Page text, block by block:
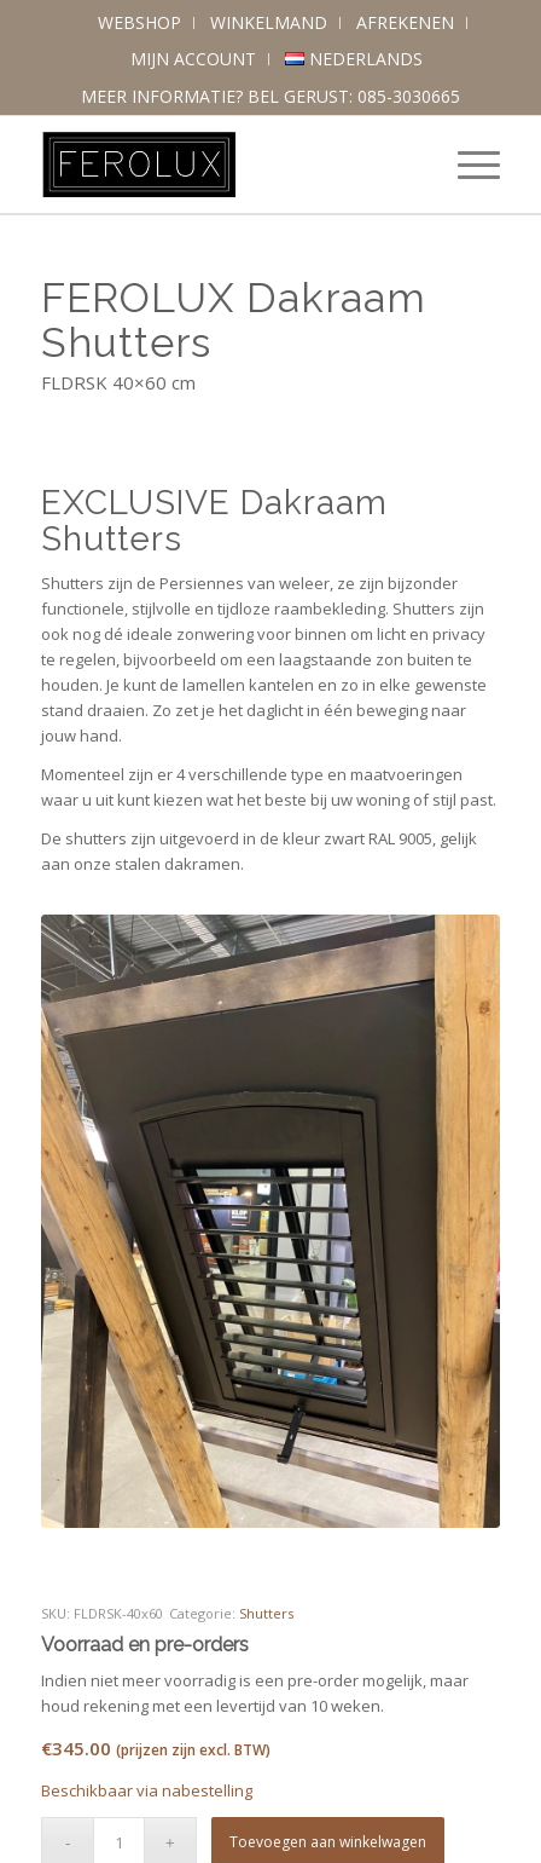
WEBSHOP WINKELMAND
AFREKENEN
MIJN ACCOUNT
NEDERLANDS
MEER INFORMATIE? BEL GERUST: 085-3030665
FEROLUX Dakraam
Shutters
FLDRSK 40×60 cm
EXCLUSIVE Dakraam
Shutters
Shutters zijn de Persiennes van weleer, ze zijn bijzonder
functionele, stijlvolle en tijdloze raambekleding. Shutters zijn
ook nog dé ideale zonwering voor binnen om licht en privacy
te regelen, bijvoorbeeld om een laagstaande zon buiten te
houden. Je kunt de lamellen kantelen en zo in elke gewenste
stand draaien. Zo zet je het daglicht in één beweging naar
jouw hand.
Momenteel zijn er 4 verschillende type en maatvoeringen
waar u uit kunt kiezen wat het beste bij uw woning of stijl past.
De shutters zijn uitgevoerd in de kleur zwart RAL 9005, gelijk
aan onze stalen dakramen.
SKU: FLDRSK-40x60 Categorie: Shutters
Voorraad en pre-orders
Indien niet meer voorradig is een pre-order mogelijk, maar
houd rekening met een levertijd van 10 weken.
€345.00 (prijzen zijn excl. BTW)
Beschikbaar via nabestelling
Toevoegen aan winkelwagen